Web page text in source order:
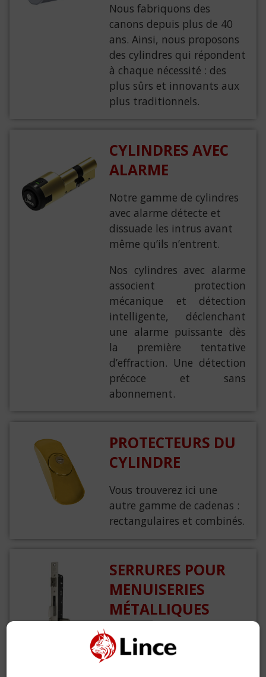
Nous fabriquons des
canons depuis plus de 40
ans. Ainsi, nous proposons
des cylindres qui répondent
à chaque nécessité : des
plus sûrs et innovants aux
plus traditionnels.
CYLINDRES AVEC
ALARME
Notre gamme de cylindres
avec alarme détecte et
dissuade les intrus avant
même qu’ils n’entrent.
Nos cylindres avec alarme
associent protection
mécanique et détection
intelligente, déclenchant
une alarme puissante dès
la première tentative
d’effraction. Une détection
précoce et sans
abonnement.
PROTECTEURS DU
CYLINDRE
Vous trouverez ici une
autre gamme de cadenas :
rectangulaires et combinés.
SERRURES POUR
MENUISERIES
MÉTALLIQUES
Des solutions adaptées à
chaque type de profil et